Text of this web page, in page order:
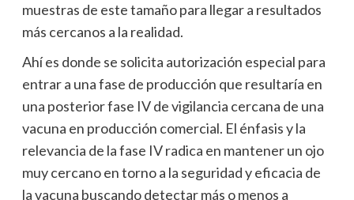
muestras de este tamaño para llegar a resultados
más cercanos a la realidad.
Ahí es donde se solicita autorización especial para
entrar a una fase de producción que resultaría en
una posterior fase IV de vigilancia cercana de una
vacuna en producción comercial. El énfasis y la
relevancia de la fase IV radica en mantener un ojo
muy cercano en torno a la seguridad y eficacia de
la vacuna buscando detectar más o menos a